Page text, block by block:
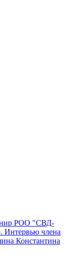
РОО "СВД-
Интервью члена
Константина